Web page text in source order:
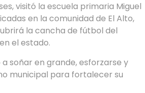
visitó la escuela primaria Miguel
en la comunidad de El Alto,
la cancha de fútbol del
el estado.
soñar en grande, esforzarse y
municipal para fortalecer su